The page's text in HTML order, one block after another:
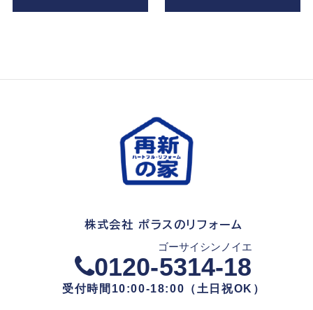
株式会社 ポラスのリフォーム
0120-5314-18
ゴーサイシンノイエ
受付時間10:00-18:00（土日祝OK）